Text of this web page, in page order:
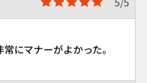
にマナーがよかった。